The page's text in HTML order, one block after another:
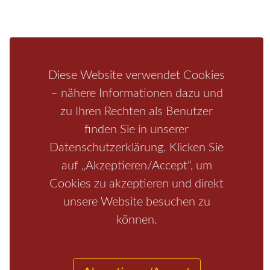
Diese Website verwendet Cookies
– nähere Informationen dazu und
zu Ihren Rechten als Benutzer
finden Sie in unserer
Datenschutzerklärung. Klicken Sie
auf „Akzeptieren/Accept“, um
Cookies zu akzeptieren und direkt
unsere Website besuchen zu
können.
Boofen Mediathek
Region / Fragen+Antworten / Unterkunft / Aktivitäten
Kontakt / Impressum